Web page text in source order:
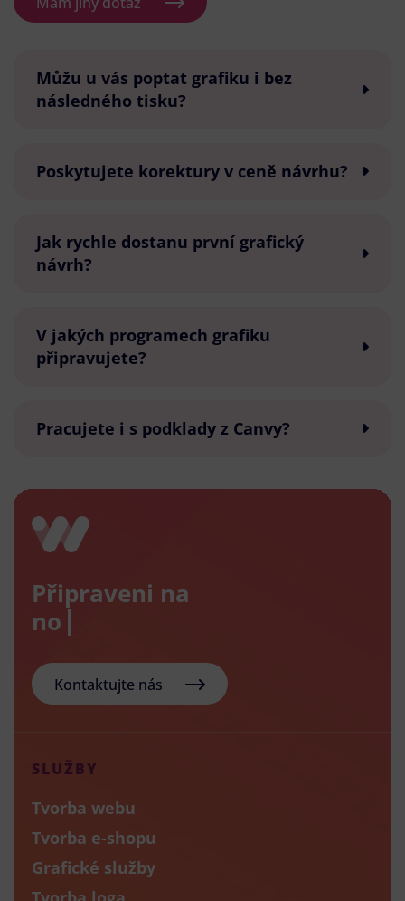
Můžu u vás poptat grafiku i bez
následného tisku?
Poskytujete korektury v ceně návrhu?
Jak rychle dostanu první grafický
návrh?
V jakých programech grafiku
připravujete?
Pracujete i s podklady z Canvy?
Připraveni na
nový e-
Kontaktujte nás
SLUŽBY
Tvorba webu
Tvorba e-shopu
Grafické služby